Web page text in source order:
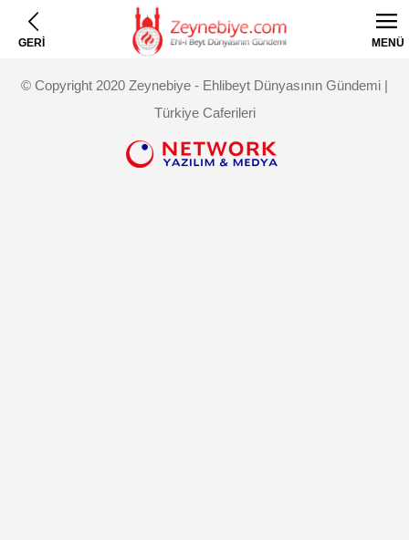
GERİ MENÜ
© Copyright 2020 Zeynebiye - Ehlibeyt Dünyasının Gündemi |
Türkiye Caferileri